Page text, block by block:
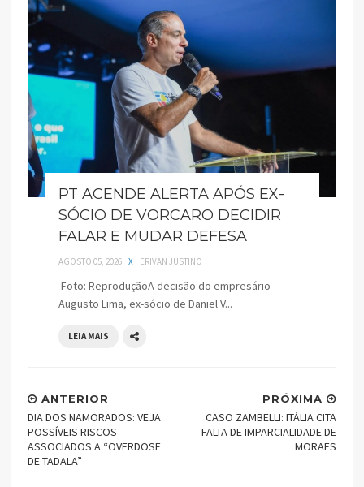
PT ACENDE ALERTA APÓS EX-
SÓCIO DE VORCARO DECIDIR
FALAR E MUDAR DEFESA
AGOSTO 05, 2026 X ERIVAN JUSTINO
Foto: ReproduçãoA decisão do empresário
Augusto Lima, ex-sócio de Daniel V...
LEIA MAIS
PRÓXIMA
CASO ZAMBELLI: ITÁLIA CITA
FALTA DE IMPARCIALIDADE DE
MORAES
ANTERIOR
DIA DOS NAMORADOS: VEJA
POSSÍVEIS RISCOS
ASSOCIADOS A “OVERDOSE
DE TADALA”